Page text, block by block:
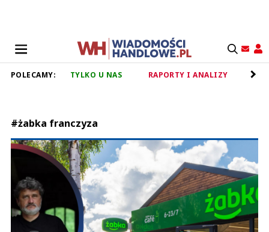
POLECAMY: TYLKO U NAS RAPORTY I ANALIZY
#żabka franczyza